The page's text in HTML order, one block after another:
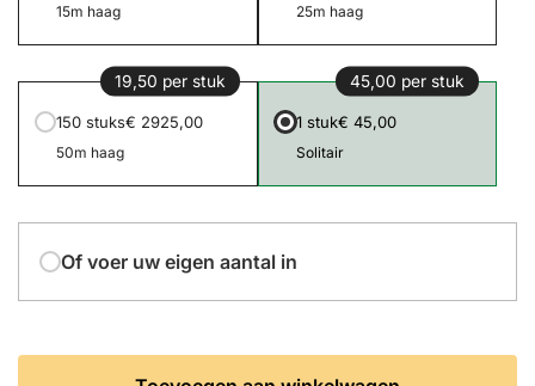
15m haag 25m haag
19,50 per stuk
150 stuks€ 2925,00
50m haag
45,00 per stuk
1 stuk€ 45,00
Solitair
Of voer uw eigen aantal in